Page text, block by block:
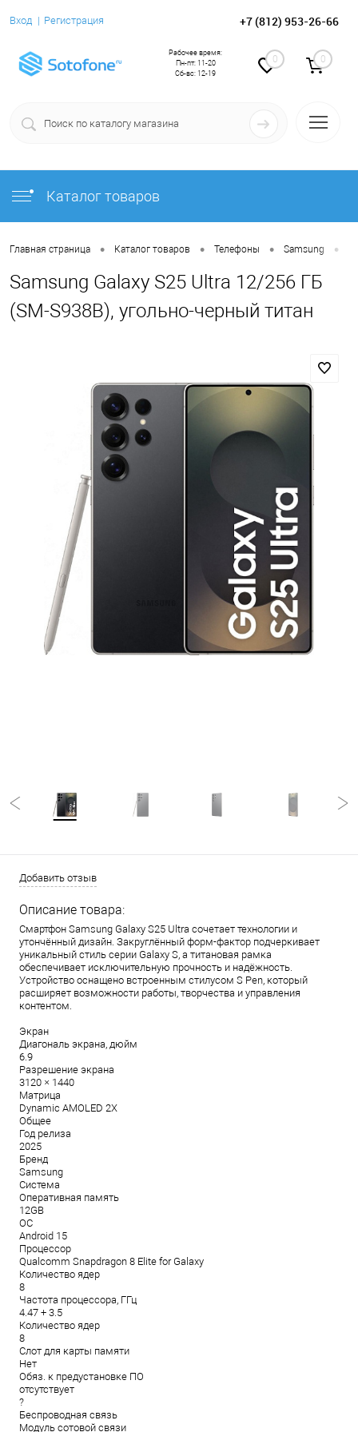
Вход Регистрация +7 (812) 953-26-66
0 0
Рабочее время:
Пн-пт: 11-20
Сб-вс: 12-19
Каталог товаров
Главная страница • Каталог товаров • Телефоны • Samsung •
Samsung Galaxy S25 Ultra 12/256 ГБ
(SM-S938B), угольно-черный титан
Добавить отзыв
Описание товара:
Смартфон Samsung Galaxy S25 Ultra сочетает технологии и
утончённый дизайн. Закруглённый форм-фактор подчеркивает
уникальный стиль серии Galaxy S, а титановая рамка
обеспечивает исключительную прочность и надёжность.
Устройство оснащено встроенным стилусом S Pen, который
расширяет возможности работы, творчества и управления
контентом.
Экран
Диагональ экрана, дюйм
6.9
Разрешение экрана
3120 × 1440
Матрица
Dynamic AMOLED 2X
Общее
Год релиза
2025
Бренд
Samsung
Система
Оперативная память
12GB
ОС
Android 15
Процессор
Qualcomm Snapdragon 8 Elite for Galaxy
Количество ядер
8
Частота процессора, ГГц
4.47 + 3.5
Количество ядер
8
Слот для карты памяти
Нет
Обяз. к предустановке ПО
отсутствует
?
Беспроводная связь
Модуль сотовой связи